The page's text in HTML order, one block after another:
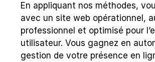
En appliquant nos méthodes,
avec un site web opérationnel,
professionnel et optimisé pour
utilisateur. Vous gagnez en
gestion de votre présence en